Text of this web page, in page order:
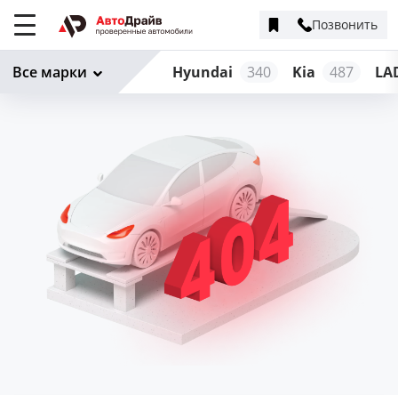
Позвонить
Hyundai 340 Kia 487
Все марки